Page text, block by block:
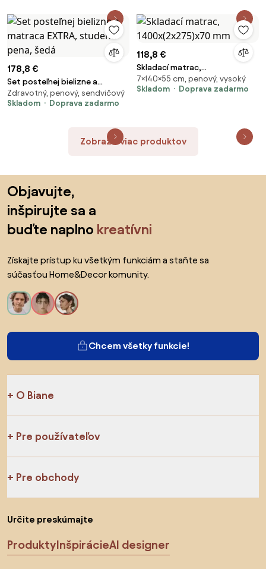
178,8 €
Set posteľnej bielizne a
matraca EXTRA, studená pena,
šedá
Zdravotný, penový, sendvičový
Skladom
Doprava zadarmo
118,8 €
Skladací matrac,
1400x(2x275)x70 mm
7×140×55 cm, penový, vysoký
Skladom
Doprava zadarmo
Zobraziť viac produktov
Objavujte,
inšpirujte sa a
buďte naplno kreatívni
Získajte prístup ku všetkým funkciám a staňte sa
súčasťou Home&Decor komunity.
Chcem všetky funkcie!
O Biane
Pre používateľov
Pre obchody
Určite preskúmajte
ProduktyInšpirácieAI designer